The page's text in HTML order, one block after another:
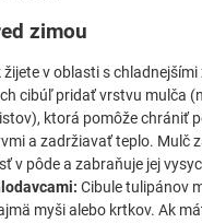
zimou
žijete v oblasti s
cibúľ pridať vrstvu mulča
ktorá pomôže chrániť
a zadržiavať teplo. Mulč
v pôde a zabraňuje jej
Cibule tulipánov
myši alebo krtkov. Ak